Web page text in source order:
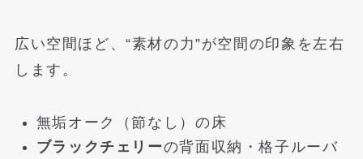
広い空間ほど、“素材の力”が空間の印象を左右
します。
無垢オーク（節なし）の床
ブラックチェリーの背面収納・格子ルーバ